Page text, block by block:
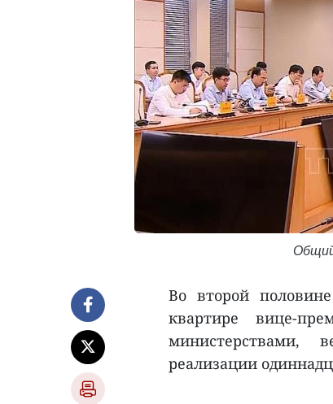
Во второй
квартире вице-
министерствами,
реализации